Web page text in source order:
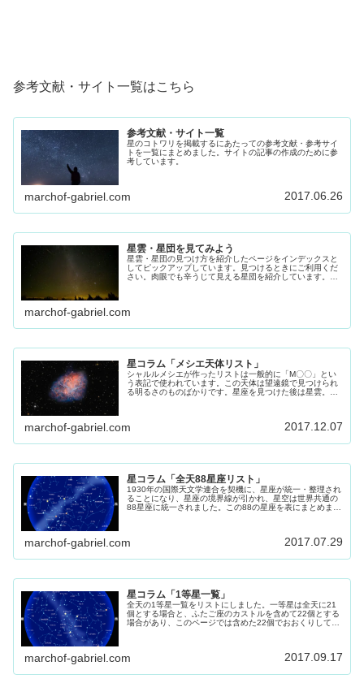
参考文献・サイト一覧はこちら
参考文献・サイト一覧
星のコトワリを掲載するにあたっての参考文献・参考サイ
トを一覧にまとめました。サイトの記事の作成のために参
考しています。
marchof-gabriel.com 2017.06.26
星雲・星団を見てみよう
星雲・星団の見つけ方を紹介したページをインデックスと
してピックアップしています。見つけるときにご利用くだ
さい。肉眼でも辛うじて見える星団を紹介しています。よ
marchof-gabriel.com
星コラム「メシエ天体リスト」
シャルルメシエが作ったリストは一般的に「M〇〇」とい
う表記で使われています。この天体は望遠鏡で見つけられ
る明るさのものばかりです。星座を見つけた後は星雲。星
marchof-gabriel.com 2017.12.07
星コラム「全天88星座リスト」
1930年の国際天文学連合を契機に、星座が統一・整理され
ることになり、星座の境界線が引かれ、星空は世界共通の
88星座に統一されました。この88の星座を表にまとめまし
marchof-gabriel.com 2017.07.29
星コラム「1等星一覧」
全天の1等星一覧をリストにしました。一等星は全天に21
個とする場合と、ふたご座のカストルを含めて22個とする
場合があり、このページでは含めた22個でおおくりしてま
marchof-gabriel.com 2017.09.17